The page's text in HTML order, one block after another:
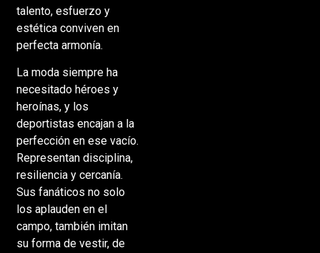
talento, esfuerzo y
estética conviven en
perfecta armonía.
La moda siempre ha
necesitado héroes y
heroínas, y los
deportistas encajan a la
perfección en ese vacío.
Representan disciplina,
resiliencia y cercanía.
Sus fanáticos no solo
los aplauden en el
campo, también imitan
su forma de vestir, de